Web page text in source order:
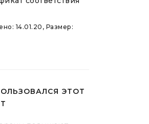
14.01.20, Размер:
ЭТОТ